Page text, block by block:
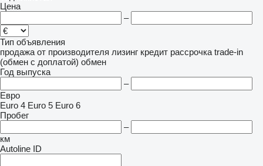
Цена
–
Тип объявления
продажа от производителя лизинг кредит рассрочка trade-in
(обмен с доплатой) обмен
Год выпуска
–
Евро
Euro 4 Euro 5 Euro 6
Пробег
–
км
Autoline ID